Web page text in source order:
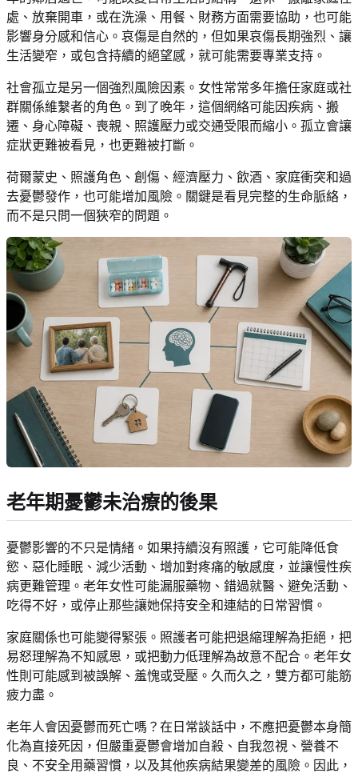
處、放棄開車，或在洗澡、用餐、財務方面需要協助，也可能
影響身分感和信心。哀傷是自然的，但如果哀傷長期強烈、讓
生活變窄，或包含持續的絕望感，就可能需要專業支持。
社會孤立是另一個強烈風險因素。女性常常多年擔任家庭或社
群關係維繫者的角色。到了晚年，這個網絡可能因疾病、搬
遷、身心障礙、喪親、照護壓力或交通受限而縮小。孤立會讓
症狀更難被看見，也更難被打斷。
荷爾蒙史、照護角色、創傷、經濟壓力、飲酒、家庭衝突和過
去憂鬱發作，也可能增加風險。關鍵是看見完整的生命脈絡，
而不是只問一個狹窄的問題。
老年期憂鬱未治療的後果
憂鬱影響的不只是情緒。如果持續沒有照護，它可能降低食
慾、惡化睡眠、減少活動、增加對疼痛的敏感度，並讓慢性疾
病更難管理。老年女性可能漏服藥物、錯過就醫、避免活動、
吃得不好，或停止那些讓她保持安全和連結的日常習慣。
家庭關係也可能變得緊張。照護者可能把退縮理解為拒絕，把
易怒理解為不知感恩，或把動力低理解為故意不配合。老年女
性則可能感到被誤解、羞愧或受壓。久而久之，雙方都可能筋
疲力盡。
老年人會因憂鬱而死亡嗎？在日常談話中，不應把憂鬱本身簡
化為直接死因，但嚴重憂鬱會增加自殺、自我忽視、營養不
良、不安全用藥習慣，以及其他疾病結果變差的風險。因此，